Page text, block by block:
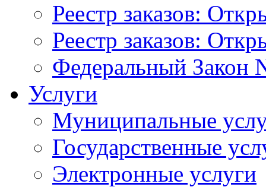
Реестр заказов:
Реестр заказов:
Федеральный Закон
Услуги
Муниципальные
Государственные
Электронные услуги